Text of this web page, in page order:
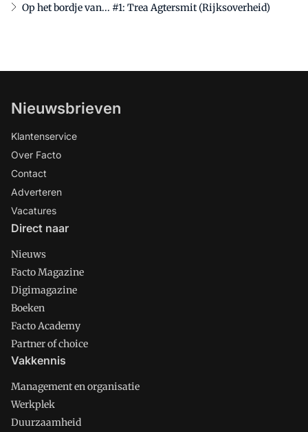
Op het bordje van... #1: Trea Agtersmit (Rijksoverheid)
Nieuwsbrieven
Klantenservice
Over Facto
Contact
Adverteren
Vacatures
Direct naar
Nieuws
Facto Magazine
Digimagazine
Boeken
Facto Academy
Partner of choice
Vakkennis
Management en organisatie
Werkplek
Duurzaamheid